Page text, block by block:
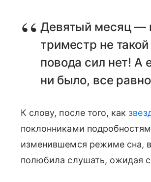
Девятый месяц —
триместр не
повода сил нет! А
ни было, все
К слову, после того, как
поклонниками
изменившемся режиме сна,
полюбила слушать, ожидая